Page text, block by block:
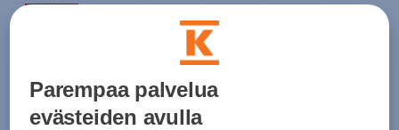
Parempaa palvelua
evästeiden avulla